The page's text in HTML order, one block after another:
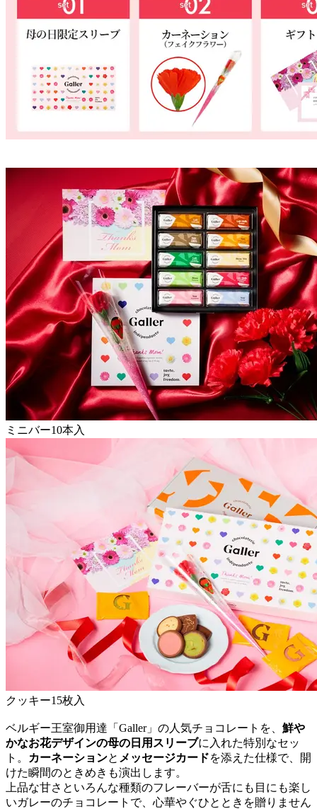
ミニバー10本入
クッキー15枚入
ベルギー王室御用達「Galler」の人気チョコレートを、 鮮や
かなお花デザインの母の日用スリーブに入れた特別なセッ
ト。
カーネーションと メッセージカードを添えた仕様で、開
けた瞬間のときめきも演出します。
上品な甘さといろんな種類のフレーバーが舌にも目にも楽し
いガレーのチョコレートで、心華やぐひとときを贈りません